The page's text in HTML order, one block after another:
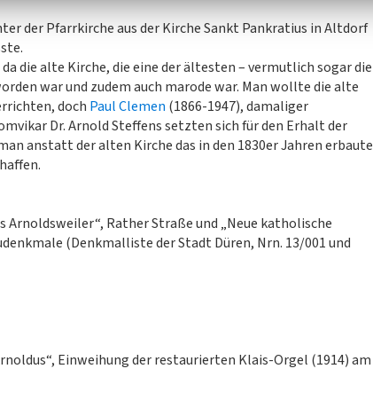
der Pfarrkirche aus der Kirche Sankt Pankratius in Altdorf
die alte Kirche, die eine der ältesten – vermutlich sogar die
war und zudem auch marode war. Man wollte die alte
doch Paul Clemen (1866-1947), damaliger
Dr. Arnold Steffens setzten sich für den Erhalt der
anstatt der alten Kirche das in den 1830er Jahren erbaute
Arnoldsweiler“, Rather Straße und „Neue katholische
(Denkmalliste der Stadt Düren, Nrn. 13/001 und
Einweihung der restaurierten Klais-Orgel (1914) am